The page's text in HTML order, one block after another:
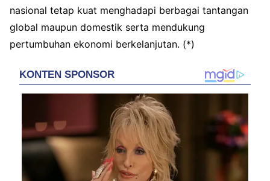
nasional tetap kuat menghadapi berbagai tantangan
global maupun domestik serta mendukung
pertumbuhan ekonomi berkelanjutan. (*)